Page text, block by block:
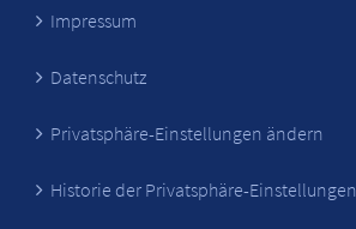
Impressum
Datenschutz
Privatsphäre-Einstellungen ändern
Historie der Privatsphäre-Einstellungen